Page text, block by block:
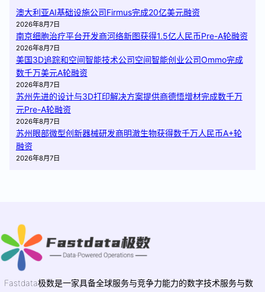
澳大利亚AI基础设施公司Firmus完成20亿美元融资
2026年8月7日
南京细胞治疗平台开发商河络新图获得1.5亿人民币Pre-A轮融资
2026年8月7日
美国3D追踪和空间智能技术公司空间智能创业公司Ommo完成
数千万美元A轮融资
2026年8月7日
苏州先进的设计与3D打印解决方案提供商德悟增材完成数千万
元Pre-A轮融资
2026年8月7日
苏州眼部微型创新器械研发商明澈生物获得数千万人民币A+轮
融资
2026年8月7日
Fastdata极数是一家具备全球服务与竞争力能力的数字技术服务与数